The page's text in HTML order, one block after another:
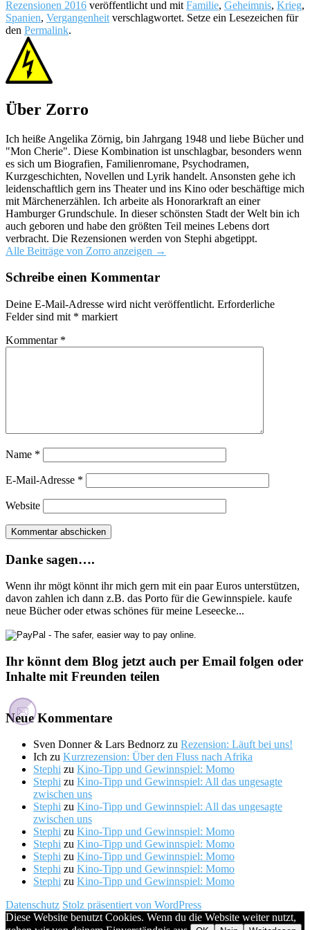
Rezensionen 2016 veröffentlicht und mit Familie, Geheimnis, Krieg,
Spanien, Vergangenheit verschlagwortet. Setze ein Lesezeichen für
den Permalink.
Über Zorro
Ich heiße Angelika Zörnig, bin Jahrgang 1948 und liebe Bücher und
"Mon Cherie". Diese Kombination ist unschlagbar, besonders wenn
es sich um Biografien, Familienromane, Psychodramen,
Kurzgeschichten, Novellen und Lyrik handelt. Ansonsten gehe ich
leidenschaftlich gern ins Theater und ins Kino oder beschäftige mich
mit Märchenerzählen. Ich arbeite als Honorarkraft an einer
Hamburger Grundschule. In dieser schönsten Stadt der Welt bin ich
auch geboren und habe den größten Teil meines Lebens dort
verbracht. Die Rezensionen werden von Stephi abgetippt.
Alle Beiträge von Zorro anzeigen →
Schreibe einen Kommentar
Deine E-Mail-Adresse wird nicht veröffentlicht. Erforderliche
Felder sind mit * markiert
Kommentar *
Name *
E-Mail-Adresse *
Website
Danke sagen….
Wenn ihr mögt könnt ihr mich gern mit ein paar Euros unterstützen,
davon zahlen ich dann z.B. das Porto für die Gewinnspiele. kaufe
neue Bücher oder etwas schönes für meine Leseecke...
Ihr könnt dem Blog jetzt auch per Email folgen oder
Inhalte mit Freunden teilen
Neue Kommentare
Sven Donner & Lars Bednorz zu Rezension: Läuft bei uns!
Ich zu Kurzrezension: Über den Fluss nach Afrika
Stephi zu Kino-Tipp und Gewinnspiel: Momo
Stephi zu Kino-Tipp und Gewinnspiel: All das ungesagte
zwischen uns
Stephi zu Kino-Tipp und Gewinnspiel: All das ungesagte
zwischen uns
Stephi zu Kino-Tipp und Gewinnspiel: Momo
Stephi zu Kino-Tipp und Gewinnspiel: Momo
Stephi zu Kino-Tipp und Gewinnspiel: Momo
Stephi zu Kino-Tipp und Gewinnspiel: Momo
Stephi zu Kino-Tipp und Gewinnspiel: Momo
Datenschutz Stolz präsentiert von WordPress
Diese Website benutzt Cookies. Wenn du die Website weiter nutzt,